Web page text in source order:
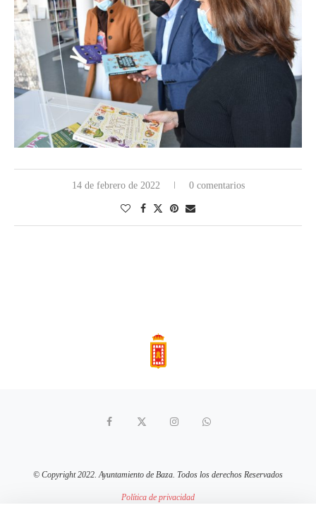
14 de febrero de 2022 0 comentarios
© Copyright 2022. Ayuntamiento de Baza. Todos los derechos Reservados
Política de privacidad